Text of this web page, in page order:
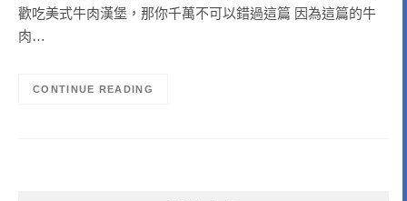
歡吃美式牛肉漢堡，那你千萬不可以錯過這篇 因為這篇的牛
肉…
CONTINUE READING